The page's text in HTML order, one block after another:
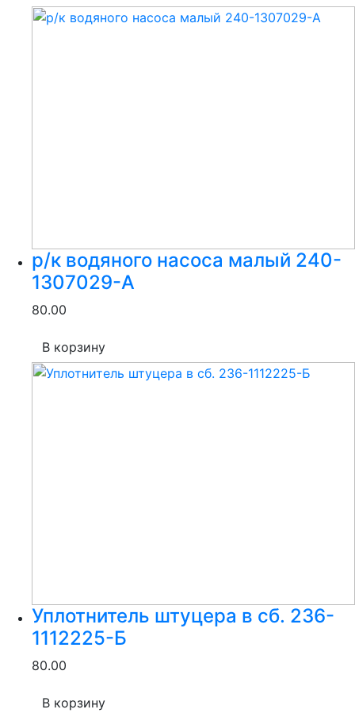
р/к водяного насоса малый 240-
1307029-А
80.00
В корзину
Уплотнитель штуцера в сб. 236-
1112225-Б
80.00
В корзину